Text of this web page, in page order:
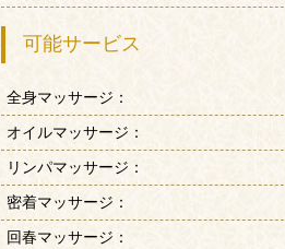
可能サービス
全身マッサージ：
オイルマッサージ：
リンパマッサージ：
密着マッサージ：
回春マッサージ：